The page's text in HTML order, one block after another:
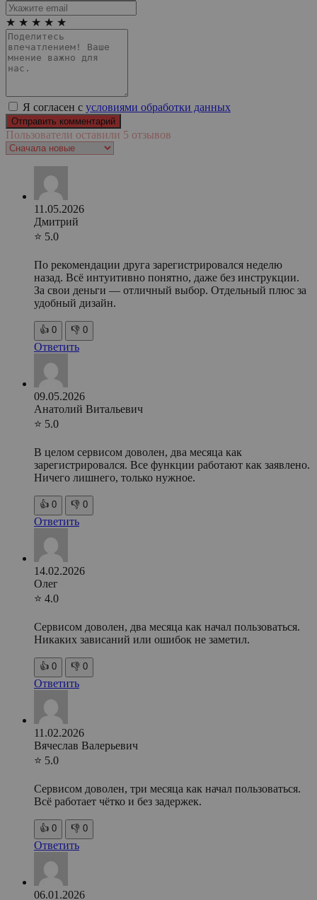
★ ★ ★ ★ ★
Я согласен с условиями обработки данных
Пользователи оставили 5 отзывов
11.05.2026
Дмитрий
⭐ 5.0
По рекомендации друга зарегистрировался неделю
назад. Всё интуитивно понятно, даже без инструкции.
За свои деньги — отличный выбор. Отдельный плюс за
удобный дизайн.
👍 0 👎 0
Ответить
09.05.2026
Анатолий Витальевич
⭐ 5.0
В целом сервисом доволен, два месяца как
зарегистрировался. Все функции работают как заявлено.
Ничего лишнего, только нужное.
👍 0 👎 0
Ответить
14.02.2026
Олег
⭐ 4.0
Сервисом доволен, два месяца как начал пользоваться.
Никаких зависаний или ошибок не заметил.
👍 0 👎 0
Ответить
11.02.2026
Вячеслав Валерьевич
⭐ 5.0
Сервисом доволен, три месяца как начал пользоваться.
Всё работает чётко и без задержек.
👍 0 👎 0
Ответить
06.01.2026